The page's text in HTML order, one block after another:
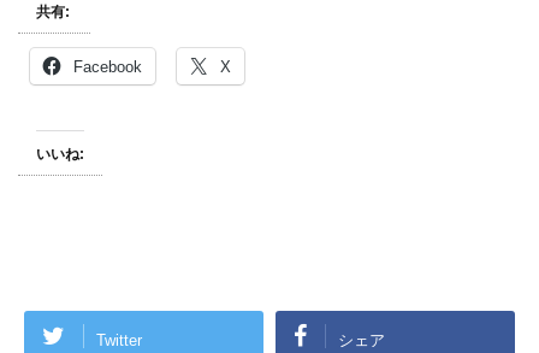
共有:
Facebook X
いいね:
Twitter シェア